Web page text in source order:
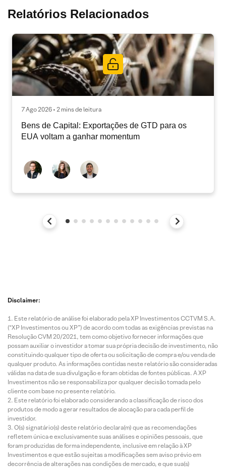
Relatórios Relacionados
7 Ago 2026 • 2 mins de leitura
Bens de Capital: Exportações de GTD para os
EUA voltam a ganhar momentum
Disclaimer:
Este relatório de análise foi elaborado pela XP Investimentos CCTVM S.A.
(“XP Investimentos ou XP”) de acordo com todas as exigências previstas na
Resolução CVM 20/2021, tem como objetivo fornecer informações que
possam auxiliar o investidor a tomar sua própria decisão de investimento, não
constituindo qualquer tipo de oferta ou solicitação de compra e/ou venda de
qualquer produto. As informações contidas neste relatório são consideradas
válidas na data de sua divulgação e foram obtidas de fontes públicas. A XP
Investimentos não se responsabiliza por qualquer decisão tomada pelo
cliente com base no presente relatório.
Este relatório foi elaborado considerando a classificação de risco dos
produtos de modo a gerar resultados de alocação para cada perfil de
investidor.
O(s) signatário(s) deste relatório declara(m) que as recomendações
refletem única e exclusivamente suas análises e opiniões pessoais, que
foram produzidas de forma independente, inclusive em relação à XP
Investimentos e que estão sujeitas a modificações sem aviso prévio em
decorrência de alterações nas condições de mercado, e que sua(s)